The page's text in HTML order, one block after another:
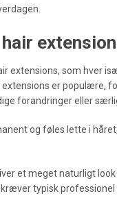
extensions, som hver
er populære,
forandringer eller
og føles lette i
et meget naturligt
typisk professionel